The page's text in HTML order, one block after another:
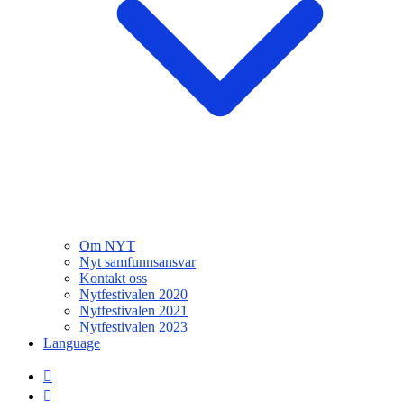
Om NYT
Nyt samfunnsansvar
Kontakt oss
Nytfestivalen 2020
Nytfestivalen 2021
Nytfestivalen 2023
Language